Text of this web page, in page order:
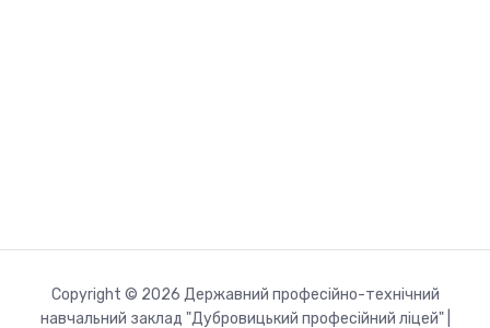
Copyright © 2026 Державний професійно-технічний
навчальний заклад "Дубровицький професійний ліцей" |